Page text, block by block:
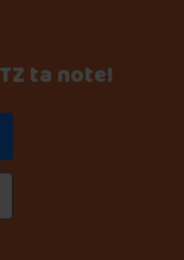
ta note!